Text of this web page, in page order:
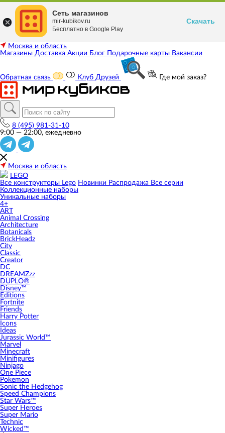
Москва и область
Магазины Доставка Акции Блог Подарочные карты Вакансии
Обратная связь Клуб Друзей Где мой заказ?
8 (495) 981-31-10
9:00 — 22:00, ежедневно
Москва и область
LEGO
Все конструкторы Lego Новинки Распродажа Все серии
Коллекционные наборы
Уникальные наборы
4+
ART
Animal Crossing
Architecture
Botanicals
BrickHeadz
City
Classic
Creator
DC
DREAMZzz
DUPLO®
Disney™
Editions
Fortnite
Friends
Harry Potter
Icons
Ideas
Jurassic World™
Marvel
Minecraft
Minifigures
Ninjago
One Piece
Pokemon
Sonic the Hedgehog
Speed Champions
Star Wars™
Super Heroes
Super Mario
Technic
Wicked™
Сеть магазинов
mir-kubikov.ru
Бесплатно в Google Play
Скачать